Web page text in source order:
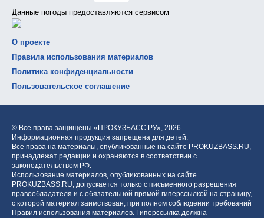
Данные погоды предоставляются сервисом
О проекте
Правила использования материалов
Политика конфиденциальности
Пользовательское соглашение
© Все права защищены «ПРОКУЗБАСС.РУ», 2026.
Информационная продукция запрещена для детей.
Все права на материалы, опубликованные на сайте PROKUZBASS.RU,
принадлежат редакции и охраняются в соответствии с
законодательством РФ.
Использование материалов, опубликованных на сайте
PROKUZBASS.RU, допускается только с письменного разрешения
правообладателя и с обязательной прямой гиперссылкой на страницу,
с которой материал заимствован, при полном соблюдении требований
Правил использования материалов. Гиперссылка должна